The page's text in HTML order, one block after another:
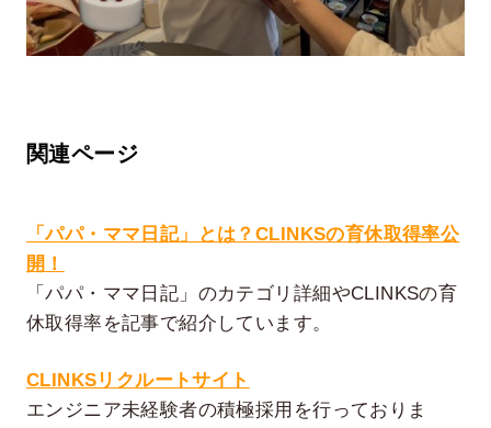
関連ページ
「パパ・ママ日記」とは？CLINKSの育休取得率公
開！
「パパ・ママ日記」のカテゴリ詳細やCLINKSの育
休取得率を記事で紹介しています。
CLINKSリクルートサイト
エンジニア未経験者の積極採用を行っておりま